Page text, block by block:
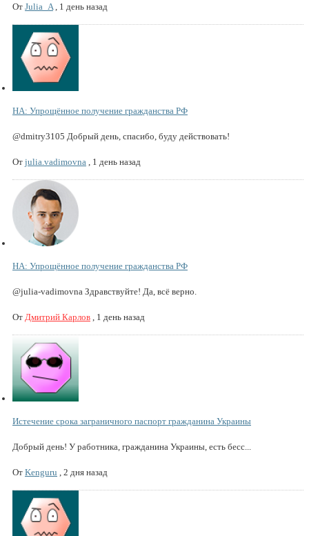
От Julia_A 1 день назад
НА: Упрощённое получение гражданства РФ
@dmitry3105 Добрый день, спасибо, буду действовать!
От julia.vadimovna 1 день назад
НА: Упрощённое получение гражданства РФ
@julia-vadimovna Здравствуйте! Да, всё верно.
От Дмитрий Карлов 1 день назад
Истечение срока заграничного паспорт гражданина Украины
Добрый день! У работника, гражданина Украины, есть бесс...
От Kenguru 2 дня назад